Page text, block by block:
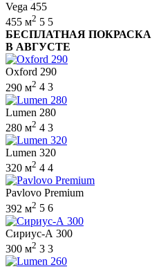
Vega 455
455 м2 5 5
БЕСПЛАТНАЯ ПОКРАСКА
В АВГУСТЕ
Oxford 290
290 м2 4 3
Lumen 280
280 м2 4 3
Lumen 320
320 м2 4 4
Pavlovo Premium
392 м2 5 6
Сириус-А 300
300 м2 3 3